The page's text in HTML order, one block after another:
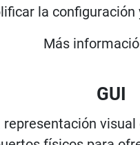
la configuración
Más
GUI
representación